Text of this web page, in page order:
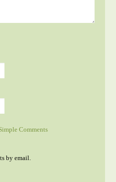
Comments
by email.